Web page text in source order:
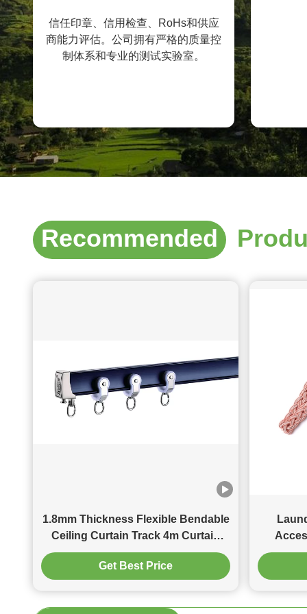
信任印章、信用检查、RoHs和供应
商能力评估。公司拥有严格的质量控
制体系和专业的测试实验室。
Recommended
1.8mm Thickness Flexible Bendable
Ceiling Curtain Track 4m Curtain
Rail
Get Best Price